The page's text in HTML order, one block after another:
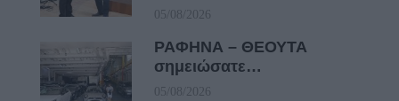
05/08/2026
ΡΑΦΗΝΑ – ΘΕΟΥΤΑ
σημειώσατε…
05/08/2026